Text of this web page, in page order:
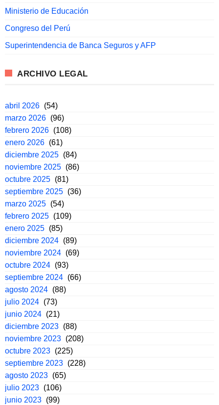
Ministerio de Educación
Congreso del Perú
Superintendencia de Banca Seguros y AFP
ARCHIVO LEGAL
abril 2026 (54)
marzo 2026 (96)
febrero 2026 (108)
enero 2026 (61)
diciembre 2025 (84)
noviembre 2025 (86)
octubre 2025 (81)
septiembre 2025 (36)
marzo 2025 (54)
febrero 2025 (109)
enero 2025 (85)
diciembre 2024 (89)
noviembre 2024 (69)
octubre 2024 (93)
septiembre 2024 (66)
agosto 2024 (88)
julio 2024 (73)
junio 2024 (21)
diciembre 2023 (88)
noviembre 2023 (208)
octubre 2023 (225)
septiembre 2023 (228)
agosto 2023 (65)
julio 2023 (106)
junio 2023 (99)